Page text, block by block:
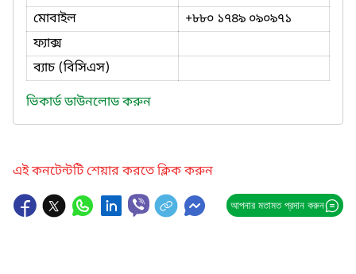
মোবাইল
+৮৮০ ১৭৪৯ ০৯০৯৭১
ফ্যাক্স
ব্যাচ (বিসিএস)
ভিকার্ড ডাউনলোড করুন
এই কনটেন্টটি শেয়ার করতে ক্লিক করুন
আপনার মতামত প্রদান করুন